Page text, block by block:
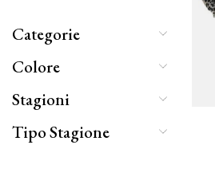
Categorie
Colore
Stagioni
Tipo Stagione